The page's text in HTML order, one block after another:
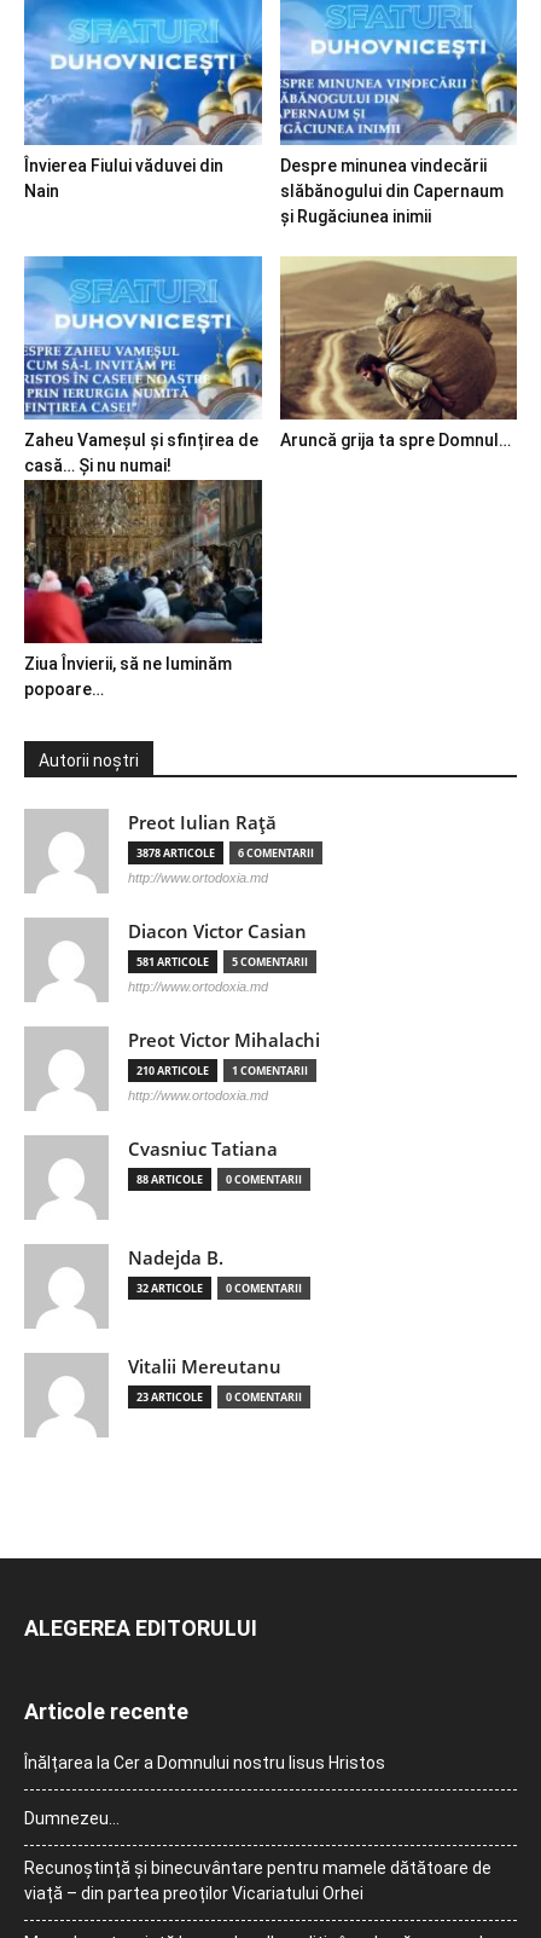
Învierea Fiului văduvei din
Nain
Despre minunea vindecării
slăbănogului din Capernaum
și Rugăciunea inimii
Zaheu Vameșul și sfințirea de
casă… Și nu numai!
Aruncă grija ta spre Domnul…
Ziua Învierii, să ne luminăm
popoare…
Autorii noștri
Preot Iulian Raţă
3878 ARTICOLE 6 COMENTARII
http://www.ortodoxia.md
Diacon Victor Casian
581 ARTICOLE 5 COMENTARII
http://www.ortodoxia.md
Preot Victor Mihalachi
210 ARTICOLE 1 COMENTARII
http://www.ortodoxia.md
Cvasniuc Tatiana
88 ARTICOLE 0 COMENTARII
Nadejda B.
32 ARTICOLE 0 COMENTARII
Vitalii Mereutanu
23 ARTICOLE 0 COMENTARII
ALEGEREA EDITORULUI
Articole recente
Înălțarea la Cer a Domnului nostru Iisus Hristos
Dumnezeu…
Recunoștință și binecuvântare pentru mamele dătătoare de
viață – din partea preoților Vicariatului Orhei